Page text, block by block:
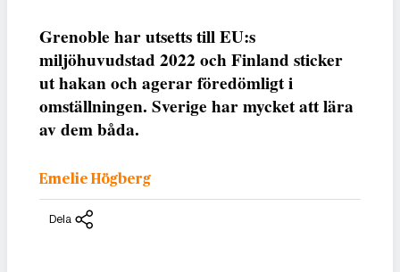
Grenoble har utsetts till EU:s
miljöhuvudstad 2022 och Finland sticker
ut hakan och agerar föredömligt i
omställningen. Sverige har mycket att lära
av dem båda.
Emelie Högberg
Dela